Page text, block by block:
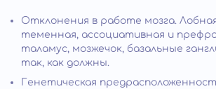
Отклонения в работе мозга. Лобная
теменная, ассоциативная и
таламус, мозжечок, базальные
так, как должны.
Генетическая